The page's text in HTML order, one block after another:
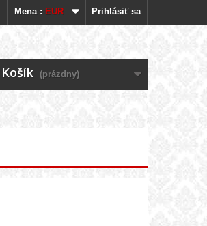
Prihlásiť sa
Mena : EUR
Košík (prázdny)